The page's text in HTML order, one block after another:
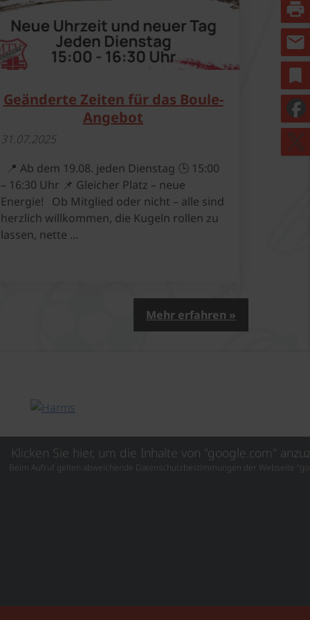
print
mail
bookmark
31.​07.​2025
Geänderte Zeiten für das Boule-
Angebot
📍 Ab dem 19.08. jeden Dienstag 🕒 15:00
– 16:30 Uhr 📌 Gleicher Platz – neue
Energie! Ob Mitglied oder nicht – alle sind
herzlich willkommen, die Kugeln rollen zu
lassen, nette ...
Mehr erfahren »
Klicken Sie hier, um die Inhalte von "google.com"
Beim Aufruf gelten abweichende Datenschutzbestimmungen der Webseite